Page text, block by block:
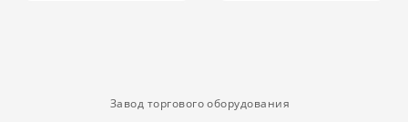
Завод торгового оборудования